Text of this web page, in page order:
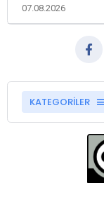
07.08.2026
KATEGORİLER